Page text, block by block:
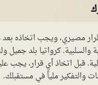
مصيري، ويجب اتخاذه
والسلبية. كرواتيا بلد جميل
قبل اتخاذ أي قرار، يجب
والتفكير ملياً في مستقبلك.